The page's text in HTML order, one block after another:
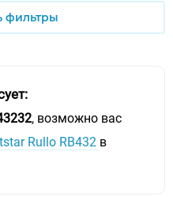
фильтры
, возможно вас
Rullo RB432 в